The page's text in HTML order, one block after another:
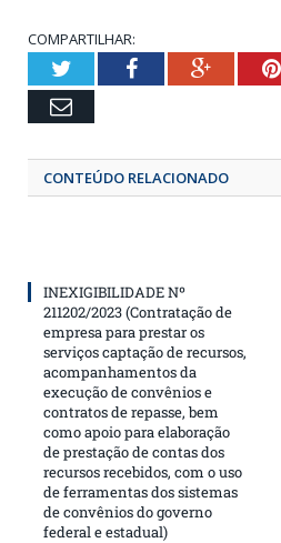
COMPARTILHAR:
TwitterFacebook
Email
CONTEÚDO RELACIONADO
INEXIGIBILIDADE Nº
211202/2023 (Contratação de
empresa para prestar os
serviços captação de recursos,
acompanhamentos da
execução de convênios e
contratos de repasse, bem
como apoio para elaboração
de prestação de contas dos
recursos recebidos, com o uso
de ferramentas dos sistemas
de convênios do governo
federal e estadual)